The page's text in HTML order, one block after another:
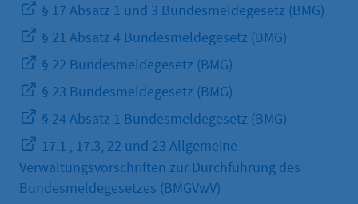
§ 17 Absatz 1 und 3 Bundesmeldegesetz (BMG)
§ 21 Absatz 4 Bundesmeldegesetz (BMG)
§ 22 Bundesmeldegesetz (BMG)
§ 23 Bundesmeldegesetz (BMG)
§ 24 Absatz 1 Bundesmeldegesetz (BMG)
17.1 , 17.3, 22 und 23 Allgemeine
Verwaltungsvorschriften zur Durchführung des
Bundesmeldegesetzes (BMGVwV)